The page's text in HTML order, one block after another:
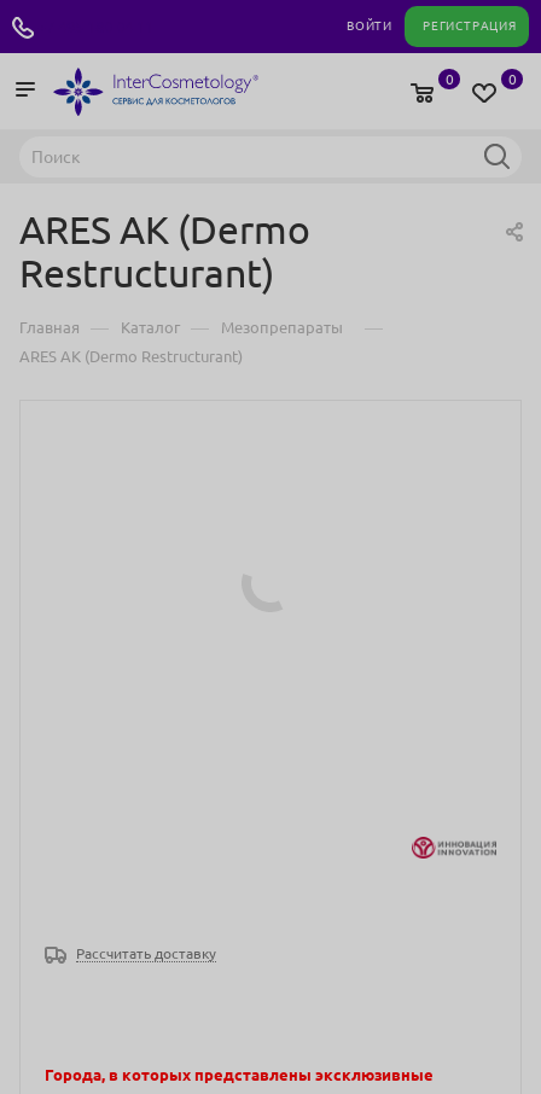
ВОЙТИ РЕГИСТРАЦИЯ
0
0
ARES AK (Dermo
Restructurant)
Главная — Каталог — Мезопрепараты —
ARES AK (Dermo Restructurant)
Рассчитать доставку
Города, в которых представлены эксклюзивные